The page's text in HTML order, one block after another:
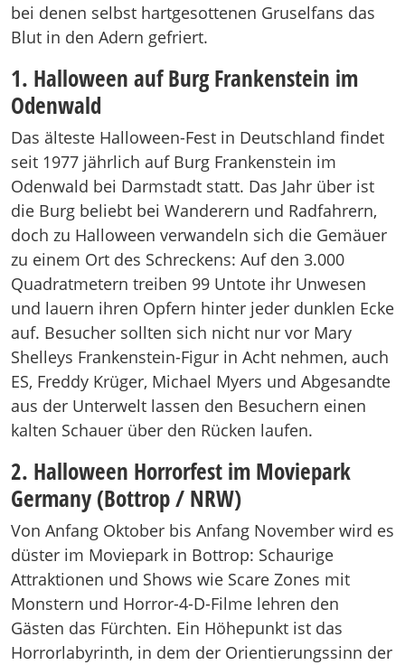
bei denen selbst hartgesottenen Gruselfans das
Blut in den Adern gefriert.
1. Halloween auf Burg Frankenstein im
Odenwald
Das älteste Halloween-Fest in Deutschland findet
seit 1977 jährlich auf Burg Frankenstein im
Odenwald bei Darmstadt statt. Das Jahr über ist
die Burg beliebt bei Wanderern und Radfahrern,
doch zu Halloween verwandeln sich die Gemäuer
zu einem Ort des Schreckens: Auf den 3.000
Quadratmetern treiben 99 Untote ihr Unwesen
und lauern ihren Opfern hinter jeder dunklen Ecke
auf. Besucher sollten sich nicht nur vor Mary
Shelleys Frankenstein-Figur in Acht nehmen, auch
ES, Freddy Krüger, Michael Myers und Abgesandte
aus der Unterwelt lassen den Besuchern einen
kalten Schauer über den Rücken laufen.
2. Halloween Horrorfest im Moviepark
Germany (Bottrop / NRW)
Von Anfang Oktober bis Anfang November wird es
düster im Moviepark in Bottrop: Schaurige
Attraktionen und Shows wie Scare Zones mit
Monstern und Horror-4-D-Filme lehren den
Gästen das Fürchten. Ein Höhepunkt ist das
Horrorlabyrinth, in dem der Orientierungssinn der